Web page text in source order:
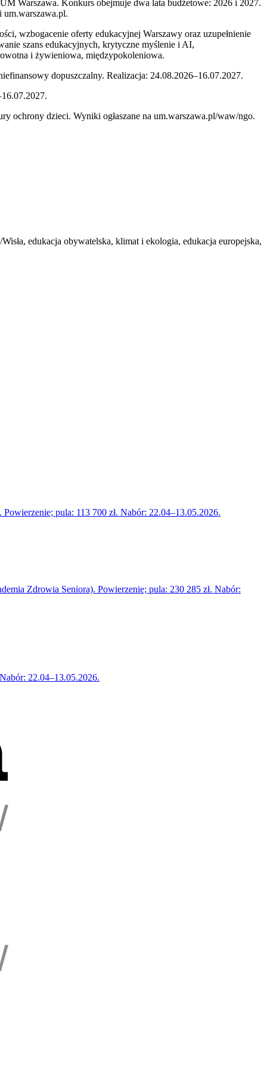
Warszawa. Konkurs obejmuje dwa lata budżetowe: 2026 i 2027.
um.warszawa.pl.
wzbogacenie oferty edukacyjnej Warszawy oraz uzupełnienie
szans edukacyjnych, krytyczne myślenie i AI,
i żywieniowa, międzypokoleniowa.
dopuszczalny. Realizacja: 24.08.2026–16.07.2027.
ochrony dzieci. Wyniki ogłaszane na um.warszawa.pl/waw/ngo.
edukacja obywatelska, klimat i ekologia, edukacja europejska,
pula: 113 700 zł. Nabór: 22.04–13.05.2026.
Zdrowia Seniora). Powierzenie; pula: 230 285 zł. Nabór:
22.04–13.05.2026.